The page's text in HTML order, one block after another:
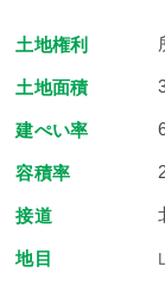
土地権利
土地面積
建ぺい率
容積率
接道
地目